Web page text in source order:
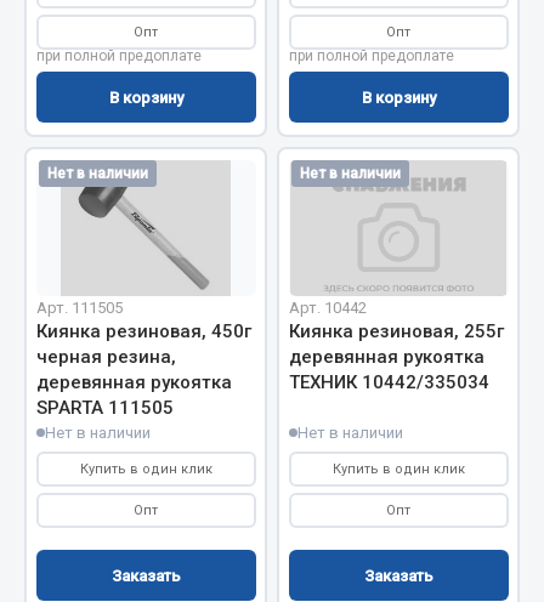
Охладжающие жидкости
Технические жидкости
Весь раздел
МЕТИЗЫ
Болты
Гайки
Кольца стопорные
Пресс-масленки
Пробки
Пружины
Хомуты
Весь раздел
Опт
при полной предоплате
В корзину
Опт
при полной предоплате
В корзину
Нет в наличии
Арт. 111505
Киянка резиновая, 450г
черная резина,
деревянная рукоятка
SPARTA 111505
Нет в наличии
Купить в один клик
Опт
Заказать
Нет в наличии
Арт. 10442
Киянка резиновая, 255г
деревянная рукоятка
ТЕХНИК 10442/335034
Нет в наличии
Купить в один клик
Опт
Заказать